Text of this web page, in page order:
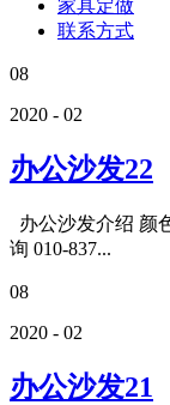
家具定做
联系方式
08
2020 - 02
办公沙发22
办公沙发介绍 颜
询 010-837...
08
2020 - 02
办公沙发21